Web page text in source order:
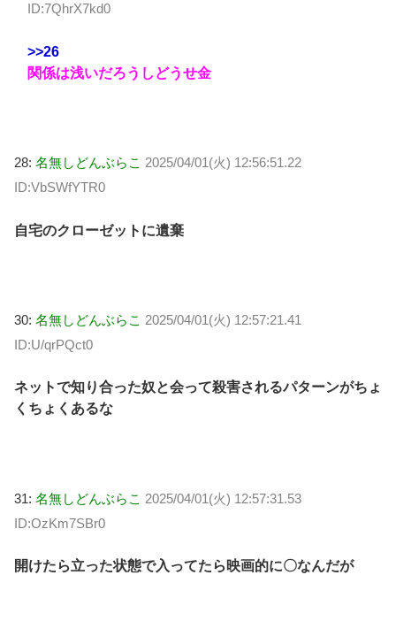
ID:7QhrX7kd0
>>26
関係は浅いだろうしどうせ金
28: 名無しどんぶらこ 2025/04/01(火) 12:56:51.22
ID:VbSWfYTR0
自宅のクローゼットに遺棄
30: 名無しどんぶらこ 2025/04/01(火) 12:57:21.41
ID:U/qrPQct0
ネットで知り合った奴と会って殺害されるパターンがちょ
くちょくあるな
31: 名無しどんぶらこ 2025/04/01(火) 12:57:31.53
ID:OzKm7SBr0
開けたら立った状態で入ってたら映画的に〇なんだが